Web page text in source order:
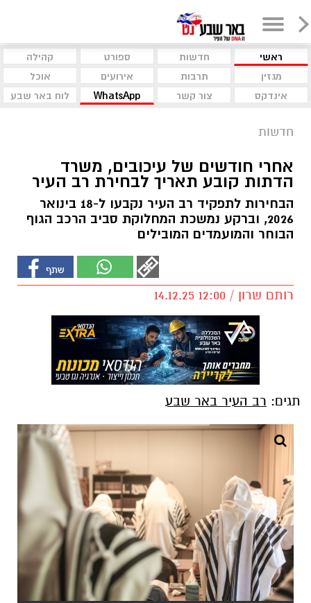
ראשי חדשות ספורט
קהילה
מגזין
תרבות אירועים
אוכל
אינדקס
צור קשר WhatsApp לוח באר שבע
חדשות
אחרי חודשים של עיכובים, משרד
הדתות קובע תאריך לבחירת רב העיר
הבחירות לתפקיד רב העיר נקבעו ל-18 בינואר
2026, וברקע נמשכת המחלוקת סביב הרכב הגוף
הבוחר והמועמדים המובילים
רותם שרון / 12:00 14.12.25
תגים: רב העיר באר שבע